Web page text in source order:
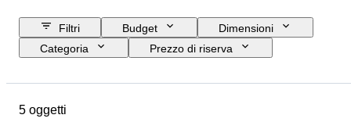
Filtri Budget
Dimensioni
Categoria
Prezzo di riserva
Paese d’origine
5 oggetti